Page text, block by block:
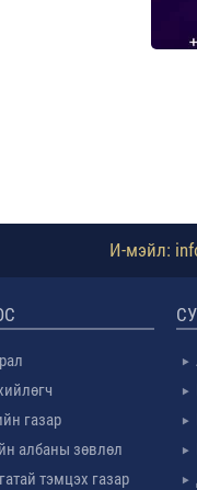
И-мэйл:
газар
албаны зөвлөл
тэмцэх газар